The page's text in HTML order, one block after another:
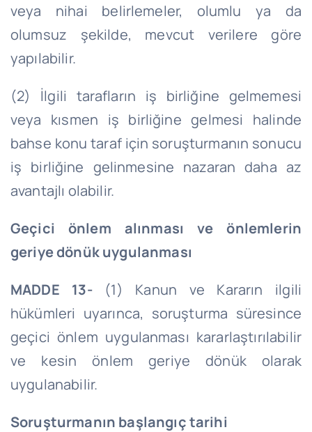
veya nihai belirlemeler, olumlu ya da
olumsuz şekilde, mevcut verilere göre
yapılabilir.
(2) İlgili tarafların iş birliğine gelmemesi
veya kısmen iş birliğine gelmesi halinde
bahse konu taraf için soruşturmanın sonucu
iş birliğine gelinmesine nazaran daha az
avantajlı olabilir.
Geçici önlem alınması ve önlemlerin
geriye dönük uygulanması
MADDE 13- (1) Kanun ve Kararın ilgili
hükümleri uyarınca, soruşturma süresince
geçici önlem uygulanması kararlaştırılabilir
ve kesin önlem geriye dönük olarak
uygulanabilir.
Soruşturmanın başlangıç tarihi